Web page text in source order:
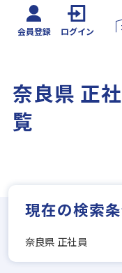
会員登録 ログイン
奈良県 正
覧
現在の検索
奈良県 正社員